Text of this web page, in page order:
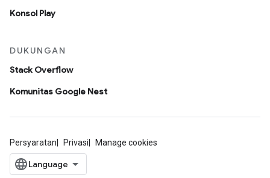
Konsol Play
DUKUNGAN
Stack Overflow
Komunitas Google Nest
Persyaratan Privasi Manage cookies